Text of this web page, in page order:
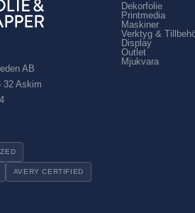
AB
32 Askim
AVERY CERTIFIED
Dekorfolie
Printmedia
Maskiner
Verktyg &
Display
Outlet
Mjukvara